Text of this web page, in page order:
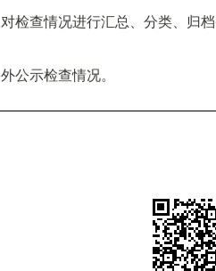
对检查情况进行汇总、分类、归
外公示检查情况。